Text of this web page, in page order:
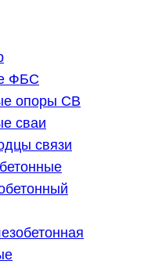
ФБС
опоры СВ
сваи
связи